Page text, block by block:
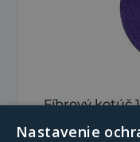
Fíbrový kotúč
Nastavenie